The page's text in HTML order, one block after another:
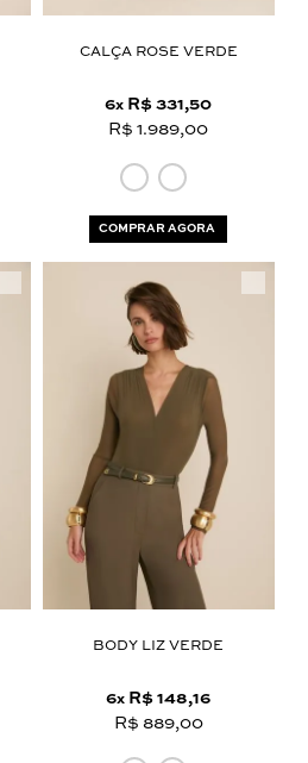
CALÇA ROSE VERDE
6x R$ 331,50
R$ 1.989,00
COMPRAR AGORA
BODY LIZ VERDE
6x R$ 148,16
R$ 889,00